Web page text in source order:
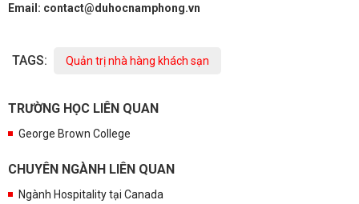
Email: contact@duhocnamphong.vn
TAGS: Quản trị nhà hàng khách sạn
TRƯỜNG HỌC LIÊN QUAN
George Brown College
CHUYÊN NGÀNH LIÊN QUAN
Ngành Hospitality tại Canada